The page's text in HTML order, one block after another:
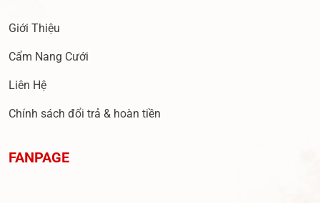
Giới Thiệu
Cẩm Nang Cưới
Liên Hệ
Chính sách đổi trả & hoàn tiền
FANPAGE